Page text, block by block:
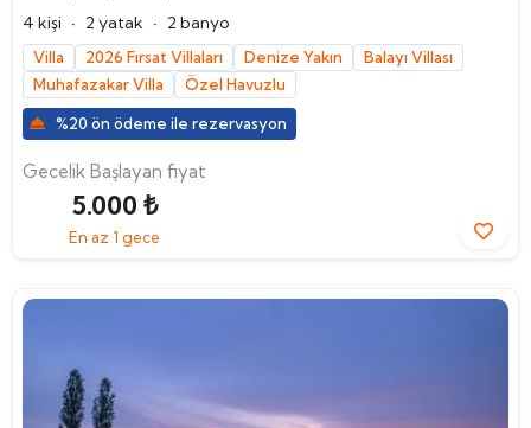
4 kişi · 2 yatak · 2 banyo
Villa 2026 Fırsat Villaları Denize Yakın
Balayı Villası
Muhafazakar Villa
Özel Havuzlu
%20 ön ödeme ile rezervasyon
Gecelik Başlayan fiyat
5.000 ₺
En az 1 gece